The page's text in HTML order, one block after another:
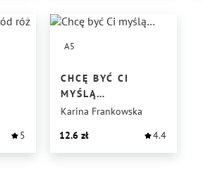
5
A5
CHCĘ BYĆ CI
MYŚLĄ…
Karina Frankowska
12.6
4.4